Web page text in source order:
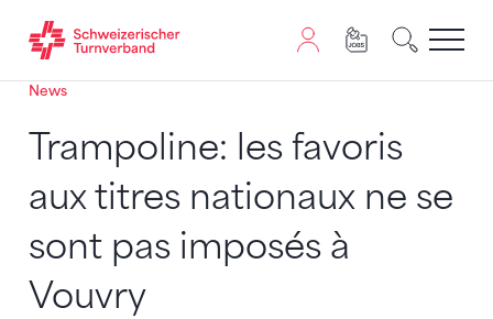
Zum Inhalt springen
Zur Sitemap navigieren
Zum Navigieren dieser Seite wird JavaScript benötigt.
News
Trampoline: les favoris
aux titres nationaux ne se
sont pas imposés à
Vouvry